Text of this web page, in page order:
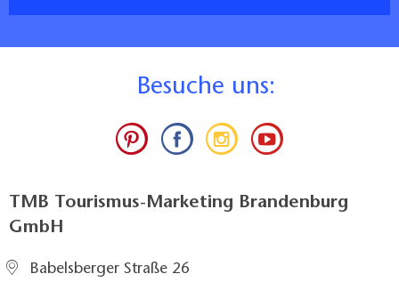
Besuche uns:
TMB Tourismus-Marketing Brandenburg
GmbH
Babelsberger Straße 26